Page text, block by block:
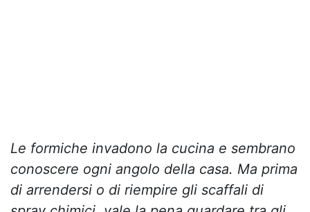
Le formiche invadono la cucina e sembrano
conoscere ogni angolo della casa. Ma prima
di arrendersi o di riempire gli scaffali di